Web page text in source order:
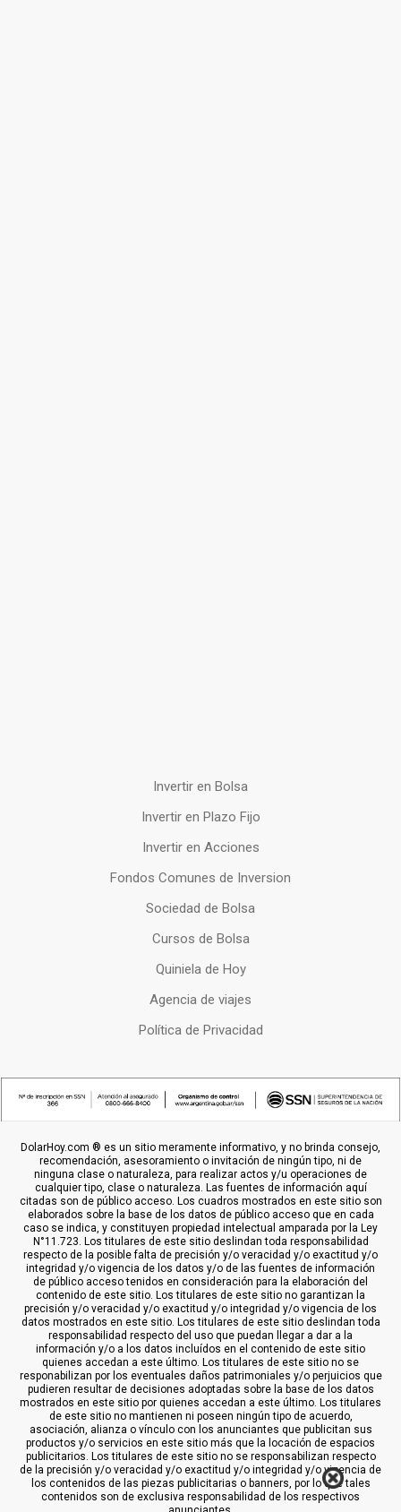
Invertir en Bolsa
Invertir en Plazo Fijo
Invertir en Acciones
Fondos Comunes de Inversion
Sociedad de Bolsa
Cursos de Bolsa
Quiniela de Hoy
Agencia de viajes
Política de Privacidad
DolarHoy.com ® es un sitio meramente informativo, y no brinda consejo,
recomendación, asesoramiento o invitación de ningún tipo, ni de
ninguna clase o naturaleza, para realizar actos y/u operaciones de
cualquier tipo, clase o naturaleza. Las fuentes de información aquí
citadas son de público acceso. Los cuadros mostrados en este sitio son
elaborados sobre la base de los datos de público acceso que en cada
caso se indica, y constituyen propiedad intelectual amparada por la Ley
N°11.723. Los titulares de este sitio deslindan toda responsabilidad
respecto de la posible falta de precisión y/o veracidad y/o exactitud y/o
integridad y/o vigencia de los datos y/o de las fuentes de información
de público acceso tenidos en consideración para la elaboración del
contenido de este sitio. Los titulares de este sitio no garantizan la
precisión y/o veracidad y/o exactitud y/o integridad y/o vigencia de los
datos mostrados en este sitio. Los titulares de este sitio deslindan toda
responsabilidad respecto del uso que puedan llegar a dar a la
información y/o a los datos incluídos en el contenido de este sitio
quienes accedan a este último. Los titulares de este sitio no se
responabilizan por los eventuales daños patrimoniales y/o perjuicios que
pudieren resultar de decisiones adoptadas sobre la base de los datos
mostrados en este sitio por quienes accedan a este último. Los titulares
de este sitio no mantienen ni poseen ningún tipo de acuerdo,
asociación, alianza o vínculo con los anunciantes que publicitan sus
productos y/o servicios en este sitio más que la locación de espacios
publicitarios. Los titulares de este sitio no se responsabilizan respecto
de la precisión y/o veracidad y/o exactitud y/o integridad y/o vigencia de
los contenidos de las piezas publicitarias o banners, por lo que tales
contenidos son de exclusiva responsabilidad de los respectivos